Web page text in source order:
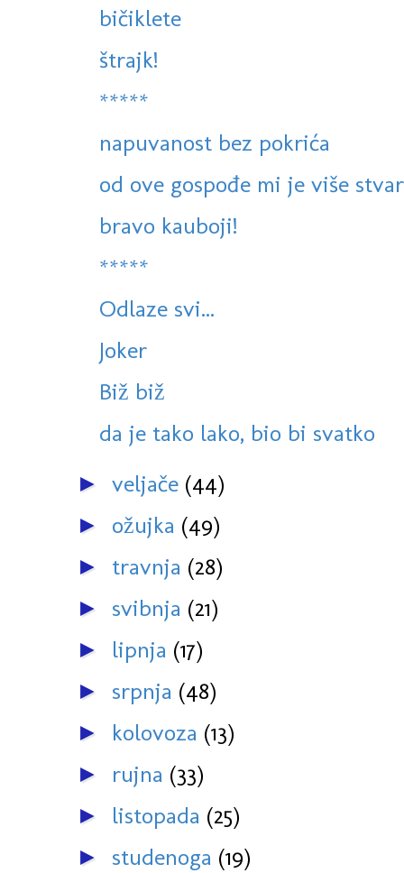
bičiklete
štrajk!
*****
napuvanost bez pokrića
od ove gospođe mi je više
bravo kauboji!
*****
Odlaze svi...
Joker
Biž biž
da je tako lako, bio bi svatko
► veljače (44)
► ožujka (49)
► travnja (28)
► svibnja (21)
► lipnja (17)
► srpnja (48)
► kolovoza (13)
► rujna (33)
► listopada (25)
► studenoga (19)